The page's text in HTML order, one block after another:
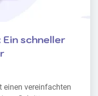
schneller
einen vereinfachten